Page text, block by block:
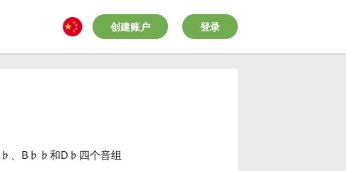
创建账户 登录
♭ 、B ♭ ♭ 和D ♭ 四个音组